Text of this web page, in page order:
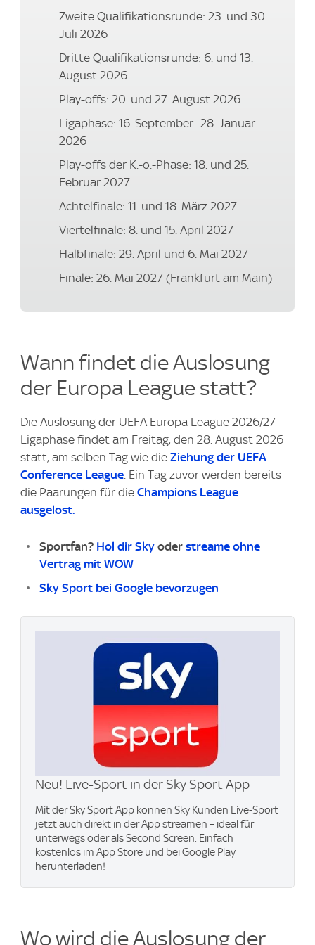
Zweite Qualifikationsrunde: 23. und 30.
Juli 2026
Dritte Qualifikationsrunde: 6. und 13.
August 2026
Play-offs: 20. und 27. August 2026
Ligaphase: 16. September- 28. Januar
2026
Play-offs der K.-o.-Phase: 18. und 25.
Februar 2027
Achtelfinale: 11. und 18. März 2027
Viertelfinale: 8. und 15. April 2027
Halbfinale: 29. April und 6. Mai 2027
Finale: 26. Mai 2027 (Frankfurt am Main)
Wann findet die Auslosung
der Europa League statt?
Die Auslosung der UEFA Europa League 2026/27
Ligaphase findet am Freitag, den 28. August 2026
statt, am selben Tag wie die Ziehung der UEFA
Conference League . Ein Tag zuvor werden bereits
die Paarungen für die Champions League
ausgelost.
Sportfan? Hol dir Sky oder streame ohne
Vertrag mit WOW
Sky Sport bei Google bevorzugen
Neu! Live-Sport in der Sky Sport App
Mit der Sky Sport App können Sky Kunden Live-Sport
jetzt auch direkt in der App streamen – ideal für
unterwegs oder als Second Screen. Einfach
kostenlos im App Store und bei Google Play
herunterladen!
Wo wird die Auslosung der